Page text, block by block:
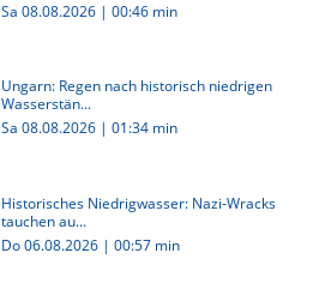
Sa 08.08.2026 | 00:46 min
Ungarn: Regen nach historisch niedrigen
Wasserstän...
Sa 08.08.2026 | 01:34 min
Historisches Niedrigwasser: Nazi-Wracks
tauchen au...
Do 06.08.2026 | 00:57 min